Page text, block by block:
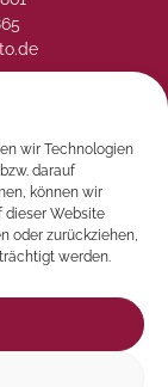
wir Technologien
darauf
können wir
dieser Website
oder zurückziehen,
werden.